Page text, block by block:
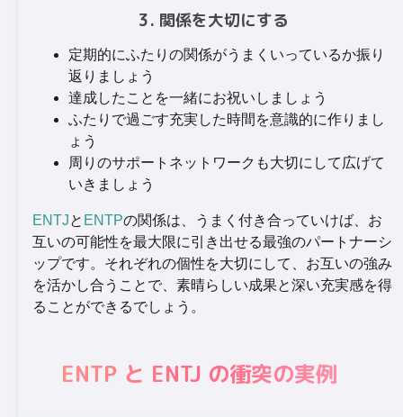
3. 関係を大切にする
定期的にふたりの関係がうまくいっているか振り
返りましょう
達成したことを一緒にお祝いしましょう
ふたりで過ごす充実した時間を意識的に作りまし
ょう
周りのサポートネットワークも大切にして広げて
いきましょう
ENTJと ENTPの関係は、うまく付き合っていけば、お
互いの可能性を最大限に引き出せる最強のパートナーシ
ップです。それぞれの個性を大切にして、お互いの強み
を活かし合うことで、素晴らしい成果と深い充実感を得
ることができるでしょう。
ENTP と ENTJ の衝突の実例